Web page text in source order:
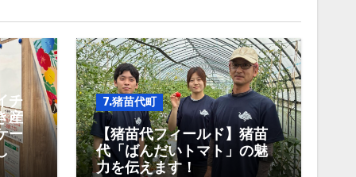
チ
産
ー
7.猪苗代町
【猪苗代フィールド】猪苗
代「ばんだいトマト」の魅
力を伝えます！